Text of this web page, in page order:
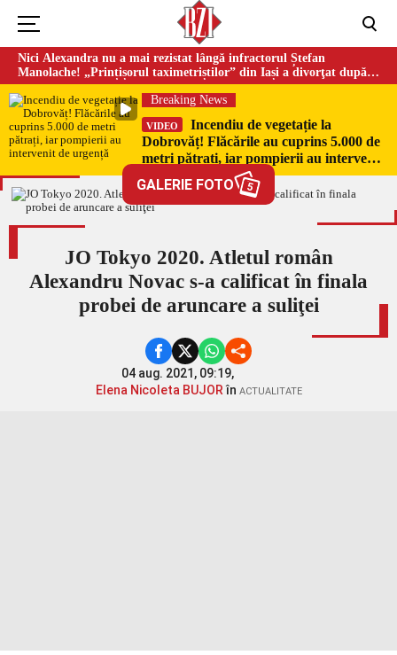
Nici Alexandra nu a mai rezistat lângă infractorul Ștefan
Manolache! „Prințișorul taximetriștilor” din Iași a divorţat după
doi ani de căsnicie
Breaking News
VIDEO
Incendiu de vegetație la
Dobrovăț! Flăcările au cuprins 5.000 de
metri pătrați, iar pompierii au intervenit
GALERIE FOTO 5
JO Tokyo 2020. Atletul român
Alexandru Novac s-a calificat în finala
probei de aruncare a suliţei
04 aug. 2021, 09:19,
Elena Nicoleta BUJORîn ACTUALITATE